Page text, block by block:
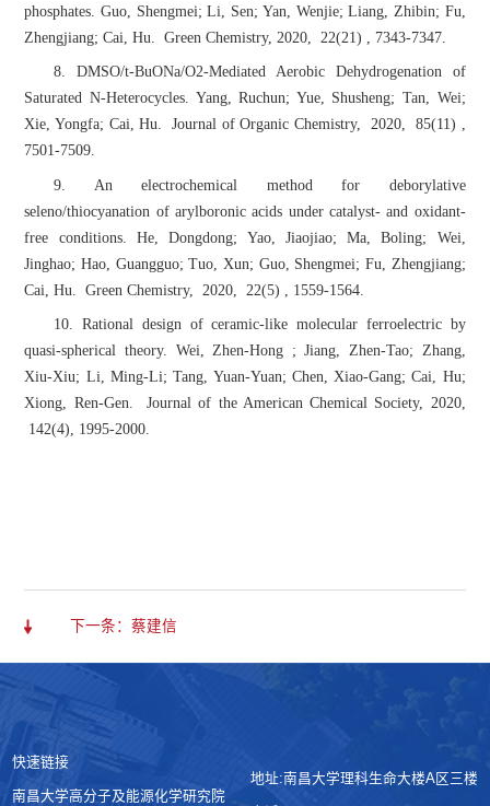
phosphates. Guo, Shengmei; Li, Sen; Yan, Wenjie; Liang, Zhibin; Fu,
Zhengjiang; Cai, Hu. Green Chemistry, 2020, 22(21) , 7343-7347.
8. DMSO/t-BuONa/O2-Mediated Aerobic Dehydrogenation of
Saturated N-Heterocycles. Yang, Ruchun; Yue, Shusheng; Tan, Wei;
Xie, Yongfa; Cai, Hu. Journal of Organic Chemistry, 2020, 85(11) ,
7501-7509.
9. An electrochemical method for deborylative
seleno/thiocyanation of arylboronic acids under catalyst- and oxidant-
free conditions. He, Dongdong; Yao, Jiaojiao; Ma, Boling; Wei,
Jinghao; Hao, Guangguo; Tuo, Xun; Guo, Shengmei; Fu, Zhengjiang;
Cai, Hu. Green Chemistry, 2020, 22(5) , 1559-1564.
10. Rational design of ceramic-like molecular ferroelectric by
quasi-spherical theory. Wei, Zhen-Hong ; Jiang, Zhen-Tao; Zhang,
Xiu-Xiu; Li, Ming-Li; Tang, Yuan-Yuan; Chen, Xiao-Gang; Cai, Hu;
Xiong, Ren-Gen. Journal of the American Chemical Society, 2020,
142(4), 1995-2000.
下一条：蔡建信
快速链接
南昌大学高分子及能源化学研究院
地址:南昌大学理科生命大楼A区三楼